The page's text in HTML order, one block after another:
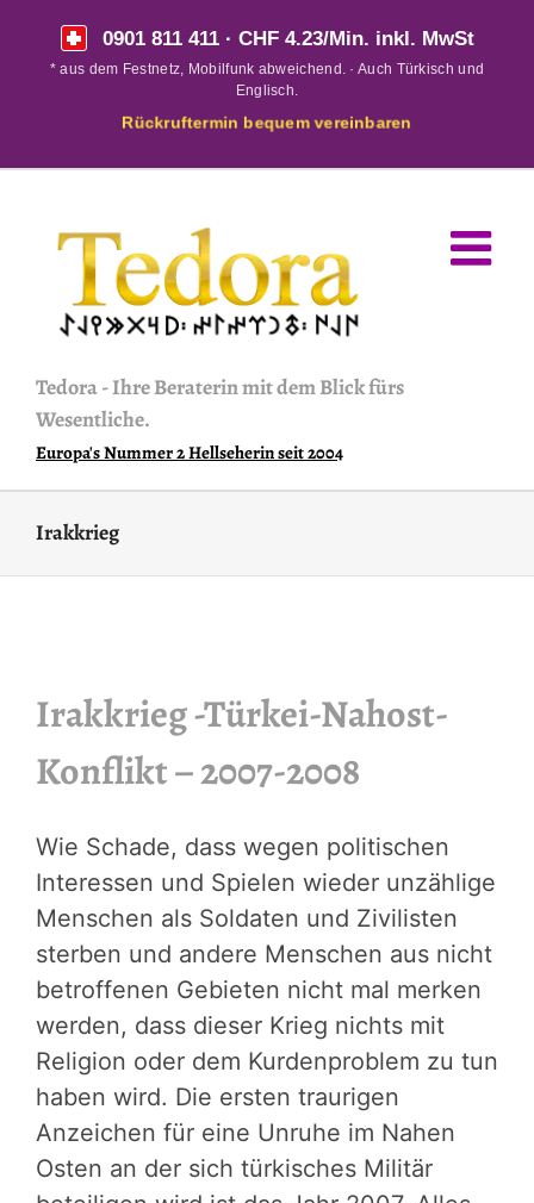
0901 811 411· CHF 4.23/Min. inkl. MwSt
* aus dem Festnetz, Mobilfunk abweichend. · Auch Türkisch und
Englisch.
Rückruftermin bequem vereinbaren
Tedora-Ihre Beraterin mit dem Blick fürs
Wesentliche.
Europa's Nummer 2 Hellseherin seit 2004
Irakkrieg
Irakkrieg -Türkei-Nahost-
Konflikt – 2007-2008
Wie Schade, dass wegen politischen
Interessen und Spielen wieder unzählige
Menschen als Soldaten und Zivilisten
sterben und andere Menschen aus nicht
betroffenen Gebieten nicht mal merken
werden, dass dieser Krieg nichts mit
Religion oder dem Kurdenproblem zu tun
haben wird. Die ersten traurigen
Anzeichen für eine Unruhe im Nahen
Osten an der sich türkisches Militär